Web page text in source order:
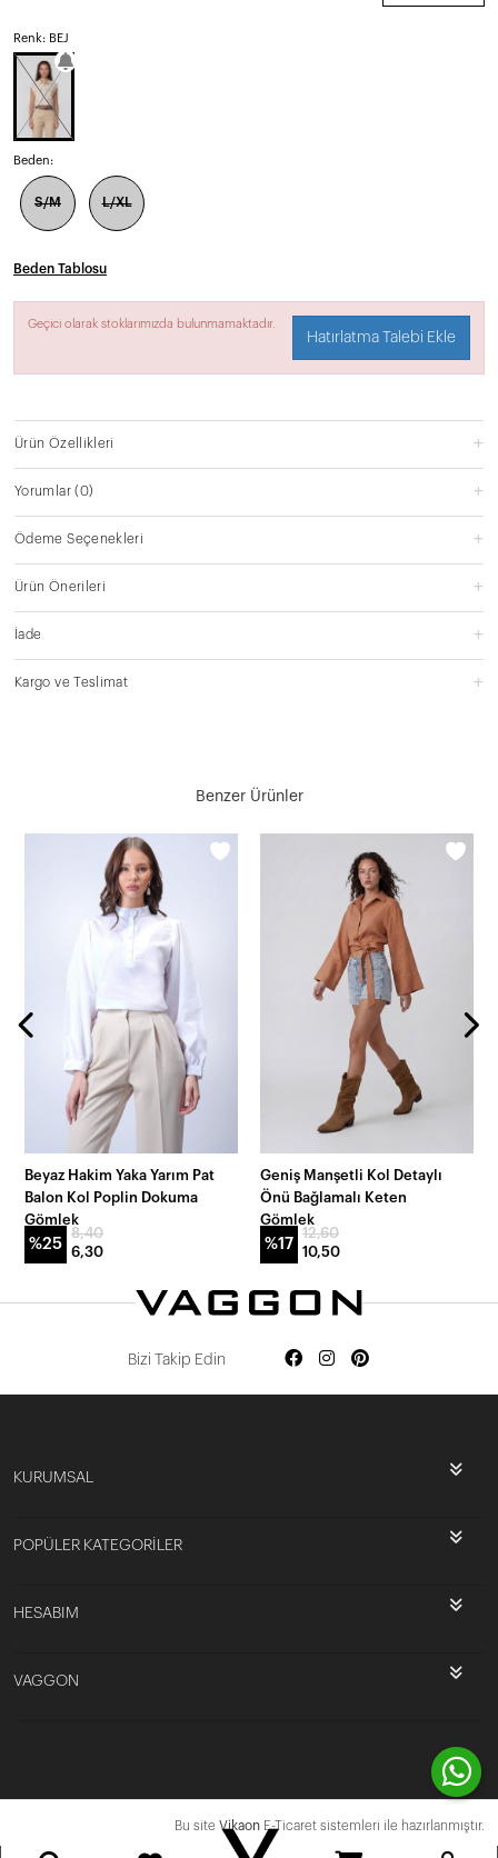
Renk: BEJ
Beden:
S/M L/XL
Beden Tablosu
Geçici olarak stoklarımızda bulunmamaktadır.
Hatırlatma Talebi Ekle
Ürün Özellikleri
Yorumlar(0)
Ödeme Seçenekleri
Ürün Önerileri
İade
Kargo ve Teslimat
Benzer Ürünler
Beyaz Hakim Yaka Yarım Pat
Balon Kol Poplin Dokuma
Gömlek
%25
8,40
6,30
Geniş Manşetli Kol Detaylı
Önü Bağlamalı Keten
Gömlek
%17
12,60
10,50
Bizi Takip Edin
KURUMSAL
POPÜLER KATEGORİLER
HESABIM
VAGGON
Bu site Vikaon E-Ticaret sistemleri ile hazırlanmıştır.